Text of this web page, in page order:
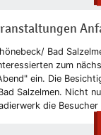
Bad
zum
ein. Die
Salzelmen. Nicht
die